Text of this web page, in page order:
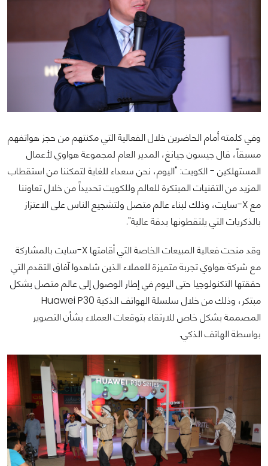
وفي كلمته أمام الحاضرين خلال الفعالية التي مكنتهم من حجز هواتفهم
مسبقاً، قال جيسون جيانغ، المدير العام لمجموعة هواوي لأعمال
المستهلكين - الكويت: "اليوم، نحن سعداء للغاية لتمكننا من استقطاب
المزيد من التقنيات المبتكرة للعالم وللكويت تحديداً من خلال تعاوننا
مع X-سايت، وذلك لبناء عالم متصل ولتشجيع الناس على الاعتزاز
بالذكريات التي يلتقطونها بدقة عالية".
وقد منحت فعالية المبيعات الخاصة التي أقامتها X-سايت بالمشاركة
مع شركة هواوي تجربة متميزة للعملاء الذين شاهدوا آفاق التقدم التي
حققتها التكنولوجيا حتى اليوم في إطار الوصول إلى عالم متصل بشكل
مبتكر، وذلك من خلال سلسلة الهواتف الذكية Huawei P30
المصممة بشكل خاص للارتقاء بتوقعات العملاء بشأن التصوير
بواسطة الهاتف الذكي.